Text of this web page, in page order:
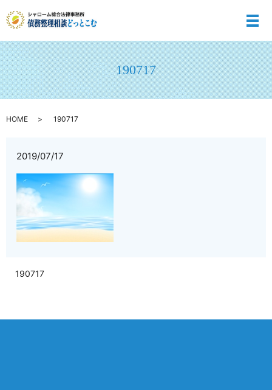
メ
190717
HOME 190717
2019/07/17
190717